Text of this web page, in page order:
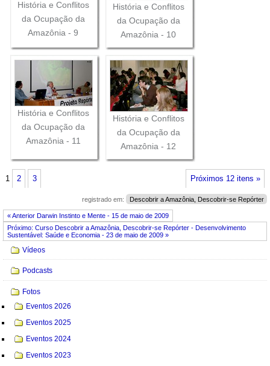
História e Conflitos
da Ocupação da
Amazônia - 9
História e Conflitos
da Ocupação da
Amazônia - 10
História e Conflitos
da Ocupação da
Amazônia - 11
História e Conflitos
da Ocupação da
Amazônia - 12
Próximos 12 itens »
1 2 3
registrado em: Descobrir a Amazônia, Descobrir-se Repórter
« Anterior Darwin Instinto e Mente - 15 de maio de 2009
Próximo: Curso Descobrir a Amazônia, Descobrir-se Repórter - Desenvolvimento
Sustentável: Saúde e Economia - 23 de maio de 2009 »
Vídeos
Podcasts
Fotos
Eventos 2026
Eventos 2025
Eventos 2024
Eventos 2023